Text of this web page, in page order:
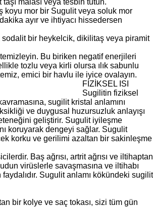
malası veya tesbih tutun.
koyu mor bir Sugulit veya soluk mor
ayır ve ihtiyacı hissedersen
sodalit bir heykelcik, dikilitaş veya piramit
Bu biriken negatif enerjileri
tozlu veya kirli olursa ılık sabunlu
emici bir havlu ile iyice ovalayın.
FİZİKSEL ISI
Sugilitin fiziksel
sugilit kristal anlamını
ve duygusal huzursuzluk anlayışı
geliştirir. Sugulit iyileşme
koruyarak dengeyi sağlar. Sugulit
korku ve gerilimi azaltan bir sakinleşme
Baş ağrısı, artrit ağrısı ve iltihaptan
virüslerle savaşmasına ve iltihabı
Sugulit anlamı kökündeki sugilit
bir kolye ve saç tokası, sizi tüm gün